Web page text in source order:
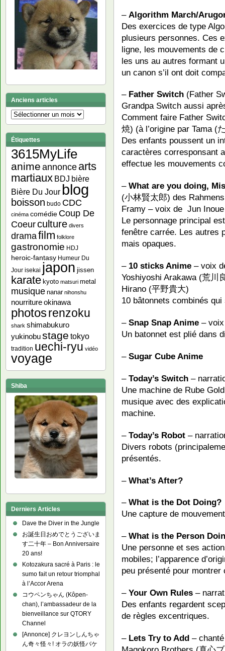
– Algorithm March/
Des exercices de type
plusieurs personnes. Ces
ligne, les mouvements de
les uns au autres formant
un canon s’il ont doit
– Father Switch (Father
Grandpa Switch aussi
Comment faire Father
焼) (à l’origine par Tama (
Des enfants poussent un
caractères corresponsant
effectue les mouvements
–What are you doing,
(小林賢太郎) des
Framy – voix de Jun Inoue
Le personnage principal
fenêtre carrée. Les autres
mais opaques.
– 10 sticks Anime – voix
Yoshiyoshi Arakawa (荒川
Hirano (平野貴大)
10 bâtonnets combinés
– Snap Snap Anime –
Un batonnet est plié dans
– Sugar Cube Anime
– Today’s Switch –
Une machine de Rube
musique avec des
machine.
– Today’s Robot –
Divers robots
présentés.
– What’s After?
– What is the Dot Doing?
Une capture de
– What is the Person
Une personne et ses
mobiles; l’apparence
peu présenté pour montrer
–Your Own Rules –
Des enfants regardent
de règles excentriques.
– Lets Try to Add –
Anciens articles
Anciens
articles
Étiquettes
3615MyLife
anime annonce arts
martiaux BDJ bière
Bière Du Jour blog
boisson budo CDC
cinéma comédie Coup De
Coeurculture divers
dramafilm folklore
gastronomie HDJ
heroic-fantasy Humeur Du
Jour isekai japon jissen
karate kyoto matsuri metal
musique nanar nihonshu
nourritureokinawa
photosrenzoku
shark shimabukuro
yukinobustage tokyo
tradition uechi-ryu vidéo
voyage
Shiba
Derniers Articles
Dave the Diver in the Jungle
お誕生日おめでとうございま
す二十年 – Bon Anniversaire
20 ans!
Kotozakura sacré à Paris : le
sumo fait un retour triomphal
à l’Accor Arena
コウペンちゃん (Kôpen-
chan), l’ambassadeur de la
bienveillance sur QTORY
Channel
[Annonce] クレヨンしんちゃ
ん奇々怪々! オラの妖怪バケ